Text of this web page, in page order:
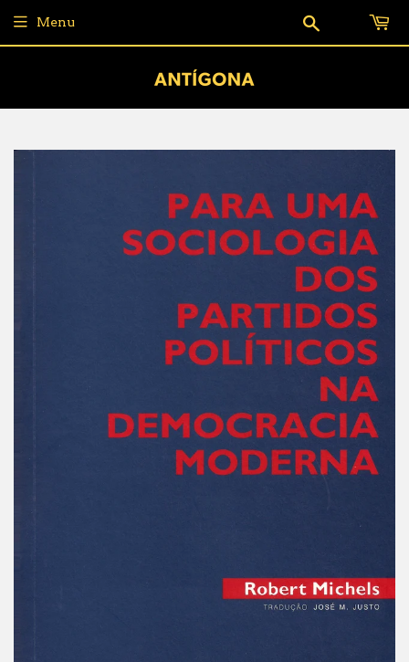
Menu Pesquisar